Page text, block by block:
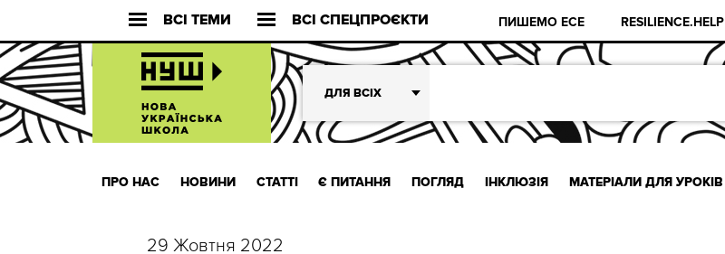
ВСІ ТЕМИ ВСІ СПЕЦПРОЄКТИ ПИШЕМО ЕСЕ RESILIENCE.HELP
ДЛЯ ВСІХ
ПРО НАС НОВИНИ СТАТТІ Є ПИТАННЯ ПОГЛЯД ІНКЛЮЗІЯ МАТЕРІАЛИ ДЛЯ УРОКІВ
29 Жовтня 2022